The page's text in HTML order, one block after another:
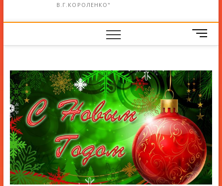
В.Г.КОРОЛЕНКО"
М
е
К
н
о
п
к
и